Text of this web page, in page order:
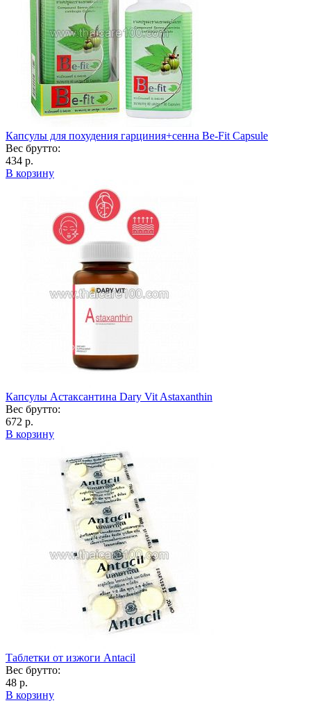
Капсулы для похудения гарциния+сенна Be-Fit Capsule
Вес брутто:
434 р.
В корзину
Капсулы Астаксантина Dary Vit Astaxanthin
Вес брутто:
672 р.
В корзину
Таблетки от изжоги Antaсil
Вес брутто:
48 р.
В корзину